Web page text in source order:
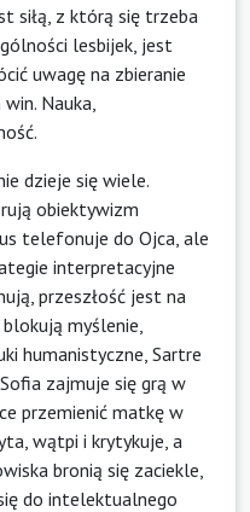
siłą, z którą się trzeba
lesbijek, jest
uwagę na zbieranie
Nauka,
dzieje się wiele.
obiektywizm
telefonuje do Ojca, ale
interpretacyjne
przeszłość jest na
myślenie,
humanistyczne, Sartre
zajmuje się grą w
przemienić matkę w
wątpi i krytykuje, a
bronią się zaciekle,
do intelektualnego